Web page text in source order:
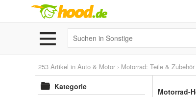
253 Artikel in Auto & Motor › Motorrad: Teile & Zubehör
Kategorie
Motorrad-